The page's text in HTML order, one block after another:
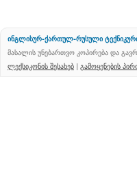
ინგლისურ-ქართულ-რუსული
მასალის უნებართვო კოპირება და
ლექსიკონის შესახებ | გამოყენების